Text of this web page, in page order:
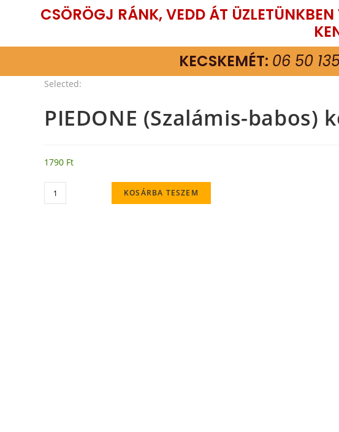
CSÖRÖGJ RÁNK, VEDD ÁT
KECSKEMÉT: 06 50
Selected:
PIEDONE (Szalámis-babos)
1790 Ft
KOSÁRBA TESZEM